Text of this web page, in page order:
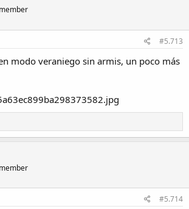
#5.713
modo veraniego sin armis, un poco más
#5.714